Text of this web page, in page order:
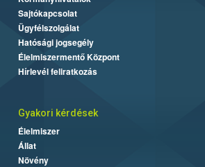
Sajtókapcsolat
Ügyfélszolgálat
Hatósági jogsegély
Élelmiszermentő Központ
Hírlevél feliratkozás
Gyakori kérdések
Élelmiszer
Állat
Növény